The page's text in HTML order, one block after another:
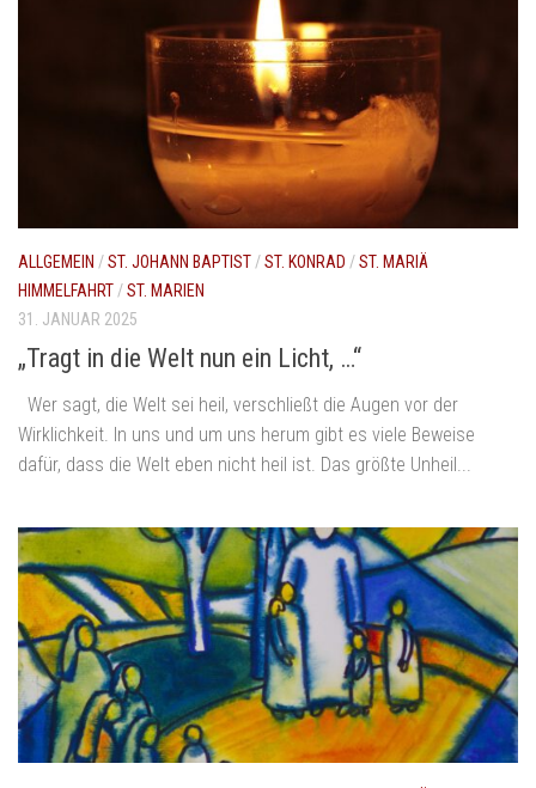
ALLGEMEIN /ST. JOHANN BAPTIST /ST. KONRAD /ST. MARIÄ
HIMMELFAHRT /ST. MARIEN
31. JANUAR 2025
„Tragt in die Welt nun ein Licht, …“
Wer sagt, die Welt sei heil, verschließt die Augen vor der
Wirklichkeit. In uns und um uns herum gibt es viele Beweise
dafür, dass die Welt eben nicht heil ist. Das größte Unheil...